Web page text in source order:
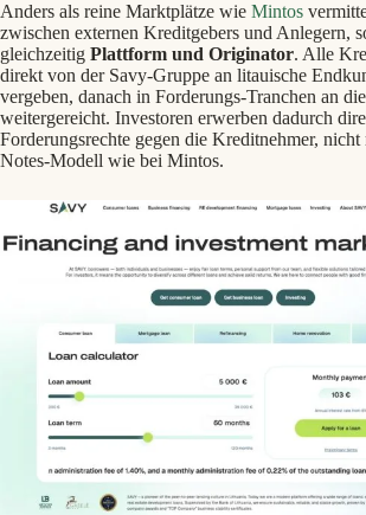
Anders als reine Marktplätze wie Mintos
zwischen externen Kreditgebers und Anlegern,
gleichzeitig Plattform und Originator. Alle
direkt von der Savy-Gruppe an litauische
vergeben, danach in Forderungs-Tranchen an
weitergereicht. Investoren erwerben dadurch
Forderungsrechte gegen die Kreditnehmer, nicht
Notes-Modell wie bei Mintos.